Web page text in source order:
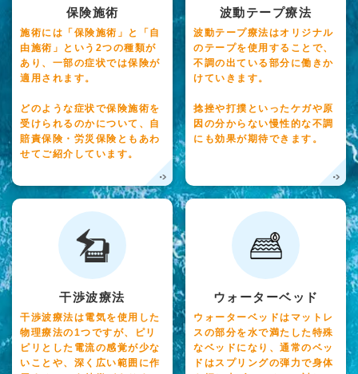
保険施術
施術には「保険施術」と「自
由施術」という2つの種類が
あり、一部の症状では保険が
適用されます。
どのような症状で保険施術を
受けられるのかについて、自
賠責保険・労災保険ともあわ
せてご紹介しています。
波動テープ療法
波動テープ療法はオリジナル
のテープを使用することで、
不調の出ている部分に働きか
けていきます。
捻挫や打撲といったケガや原
因の分からない慢性的な不調
にも効果が期待できます。
干渉波療法
干渉波療法は電気を使用した
物理療法の1つですが、ピリ
ピリとした電流の感覚が少な
いことや、深く広い範囲に作
ウォーターベッド
ウォーターベッドはマットレ
スの部分を水で満たした特殊
なベッドになり、通常のベッ
ドはスプリングの弾力で身体